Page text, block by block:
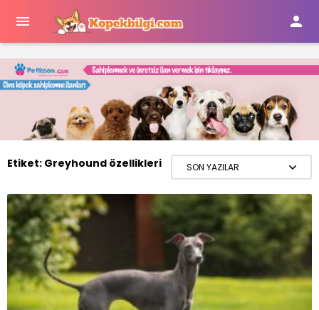
 
Etiket: Greyhound özellikleri